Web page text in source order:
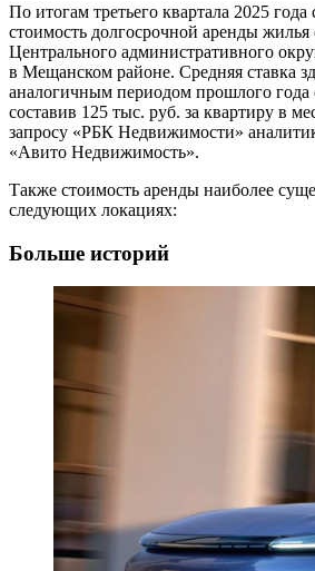
По итогам третьего квартала 2025 года
стоимость долгосрочной аренды жилья
Центрального административного
в Мещанском районе. Средняя ставка
аналогичным периодом прошлого года
составив 125 тыс. руб. за квартиру в
запросу «РБК Недвижимости»
«Авито Недвижимость».
Также стоимость аренды наиболее
следующих локациях:
Больше историй